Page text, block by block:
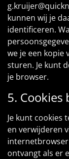
kunnen wij je
identificeren.
we je een kopie
sturen. Je kunt
je browser.
5.
Je kunt cookies
en verwijderen
ontvangt als er